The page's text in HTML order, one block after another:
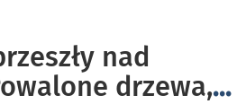
nad
drzewa,...